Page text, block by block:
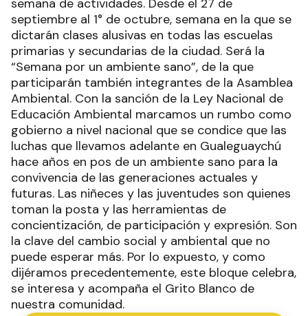
septiembre al 1° de octubre, semana en la que se
dictarán clases alusivas en todas las escuelas
primarias y secundarias de la ciudad. Será la
“Semana por un ambiente sano”, de la que
participarán también integrantes de la Asamblea
Ambiental. Con la sanción de la Ley Nacional de
Educación Ambiental marcamos un rumbo como
gobierno a nivel nacional que se condice que las
luchas que llevamos adelante en Gualeguaychú
hace años en pos de un ambiente sano para la
convivencia de las generaciones actuales y
futuras. Las niñeces y las juventudes son quienes
toman la posta y las herramientas de
concientización, de participación y expresión. Son
la clave del cambio social y ambiental que no
puede esperar más. Por lo expuesto, y como
dijéramos precedentemente, este bloque celebra,
se interesa y acompaña el Grito Blanco de
nuestra comunidad.